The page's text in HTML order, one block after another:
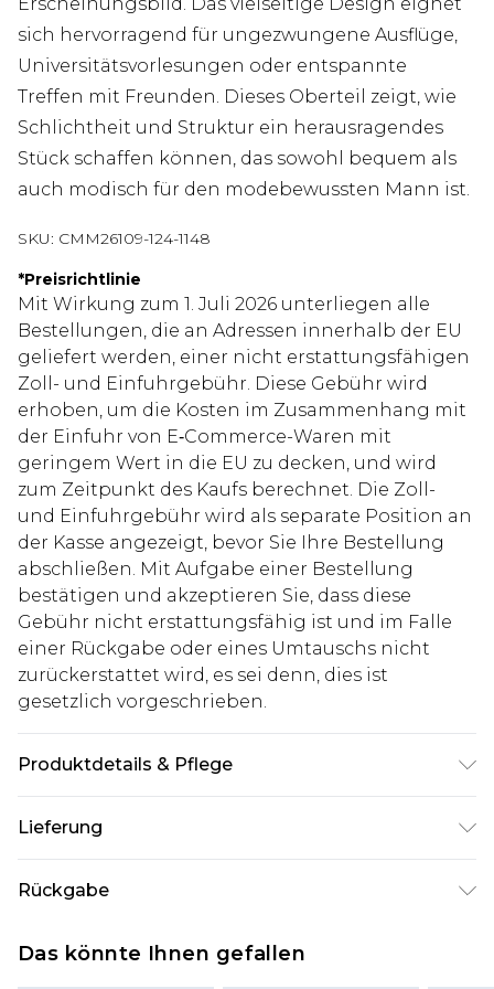
Erscheinungsbild. Das vielseitige Design eignet
sich hervorragend für ungezwungene Ausflüge,
Universitätsvorlesungen oder entspannte
Treffen mit Freunden. Dieses Oberteil zeigt, wie
Schlichtheit und Struktur ein herausragendes
Stück schaffen können, das sowohl bequem als
auch modisch für den modebewussten Mann ist.
SKU: CMM26109-124-1148
*Preisrichtlinie
Mit Wirkung zum 1. Juli 2026 unterliegen alle
Bestellungen, die an Adressen innerhalb der EU
geliefert werden, einer nicht erstattungsfähigen
Zoll- und Einfuhrgebühr. Diese Gebühr wird
erhoben, um die Kosten im Zusammenhang mit
der Einfuhr von E‑Commerce-Waren mit
geringem Wert in die EU zu decken, und wird
zum Zeitpunkt des Kaufs berechnet. Die Zoll-
und Einfuhrgebühr wird als separate Position an
der Kasse angezeigt, bevor Sie Ihre Bestellung
abschließen. Mit Aufgabe einer Bestellung
bestätigen und akzeptieren Sie, dass diese
Gebühr nicht erstattungsfähig ist und im Falle
einer Rückgabe oder eines Umtauschs nicht
zurückerstattet wird, es sei denn, dies ist
gesetzlich vorgeschrieben.
Produktdetails & Pflege
UK-Größe L/34
Lieferung
Deutschland Standardlieferung
€7.99
Deutschland Expresslieferung
Rückgabe
des Erhalts, um einen Artikel an uns
Das könnte Ihnen gefallen